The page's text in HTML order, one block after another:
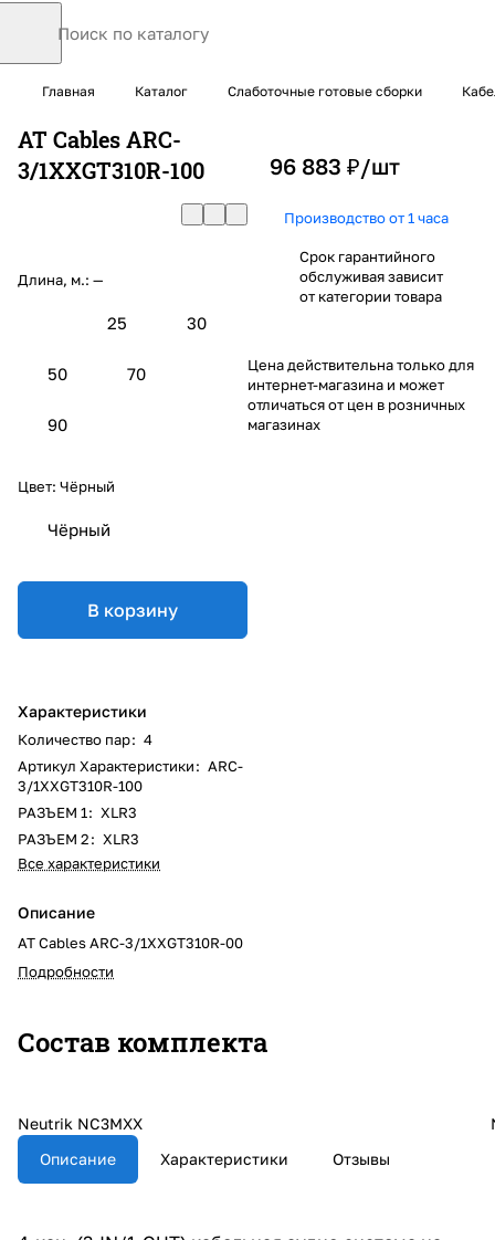
Главная Каталог Слаботочные готовые сборки
AT Cables ARC-
3/1XXGT310R-100
Длина, м.: —
25 30
50 70
90
Цвет: Чёрный
Чёрный
В корзину
Характеристики
Количество пар: 4
Артикул Характеристики: ARC-
3/1XXGT310R-100
РАЗЪЕМ 1: XLR3
РАЗЪЕМ 2: XLR3
Все характеристики
Описание
AT Cables ARC-3/1XXGT310R-00
Подробности
96 883 ₽/шт
Производство от 1 часа
Срок гарантийного
обслуживая зависит
от категории товара
Цена действительна только для
интернет-магазина и может
отличаться от цен в розничных
магазинах
Состав комплекта
Neutrik NC3MXX
Описание
Характеристики Отзывы